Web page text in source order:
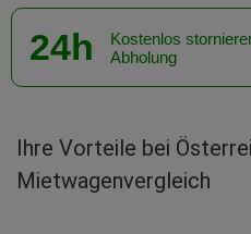
24h
Kostenlos
Abholung
Ihre Vorteile bei
Mietwagenvergleich